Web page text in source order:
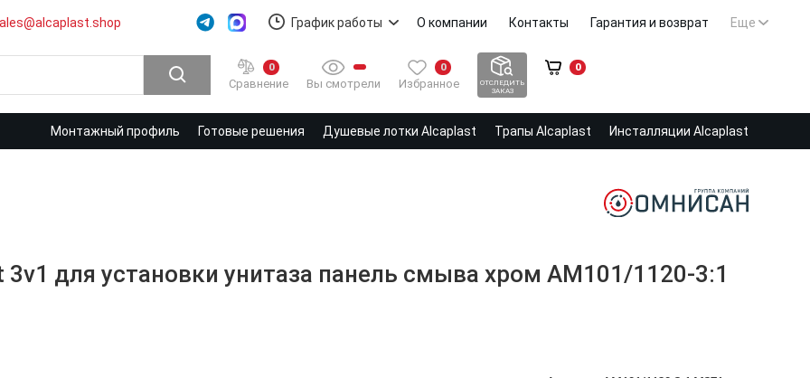
График работы О компании Контакты Гарантия и возврат Еще
0
Сравнение Вы смотрели
0
Избранное
ОТСЛЕДИТЬ
ЗАКАЗ
0
Монтажный профиль Готовые решения Душевые лотки Alcaplast Трапы Alcaplast Инсталляции Alcaplast
для установки унитаза панель смыва хром AM101/1120-3:1